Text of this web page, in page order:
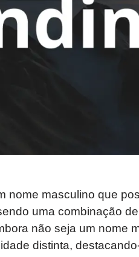
nome masculino que
uma combinação
não seja um nome
distinta,